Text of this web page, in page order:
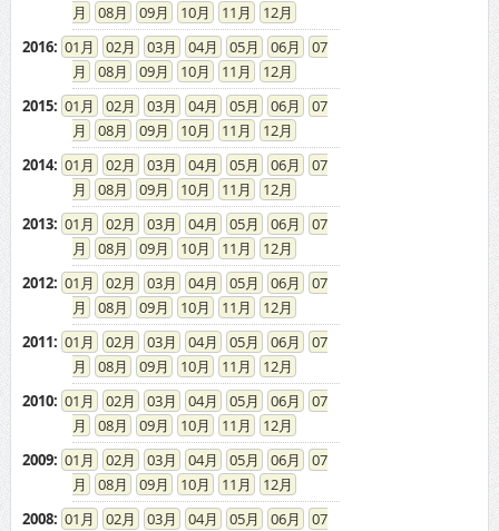
08
09 10 11
12
2016: 01 02 03 04 05 06
07
08
09 10 11
12
2015: 01 02 03 04 05 06
07
08
09 10 11
12
2014: 01 02 03 04 05 06
07
08
09 10 11
12
2013: 01 02 03 04 05 06
07
08
09 10 11
12
2012: 01 02 03 04 05 06
07
08
09 10 11
12
2011: 01 02 03 04 05 06
07
08
09 10 11
12
2010: 01 02 03 04 05 06
07
08
09 10 11
12
2009: 01 02 03 04 05 06
07
08
09 10 11
12
2008: 01 02 03 04 05 06
07